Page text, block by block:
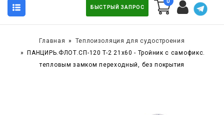
БЫСТРЫЙ ЗАПРОС
Главная
Теплоизоляция для судостроения
ПАНЦИРЬ.ФЛОТ.СП-120 T-2 21x60 - Тройник c самофикс.
тепловым замком переходный, без покрытия